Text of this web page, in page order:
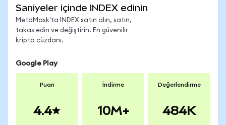
Saniyeler içinde INDEX edinin
MetaMask'ta INDEX satın alın, satın,
takas edin ve değiştirin. En güvenilir
kripto cüzdanı.
Google Play
Puan
4.4
İndirme
10M+
Değerlendirme
484K